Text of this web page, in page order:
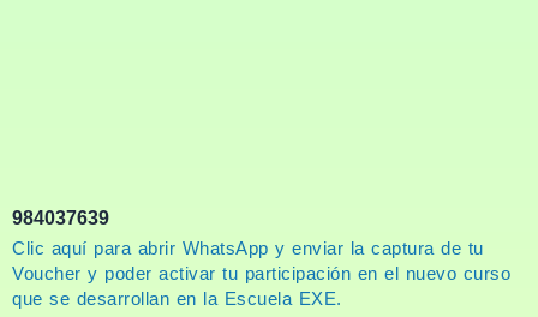
984037639
Clic aquí para abrir WhatsApp y enviar la captura de tu
Voucher y poder activar tu participación en el nuevo curso
que se desarrollan en la Escuela EXE.